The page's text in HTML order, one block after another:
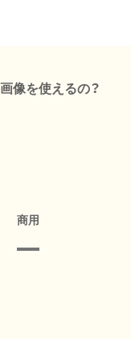
像を使えるの？
商用